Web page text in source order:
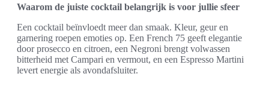
Waarom de juiste cocktail belangrijk is voor jullie sfeer
Een cocktail beïnvloedt meer dan smaak. Kleur, geur en
garnering roepen emoties op. Een French 75 geeft elegantie
door prosecco en citroen, een Negroni brengt volwassen
bitterheid met Campari en vermout, en een Espresso Martini
levert energie als avondafsluiter.